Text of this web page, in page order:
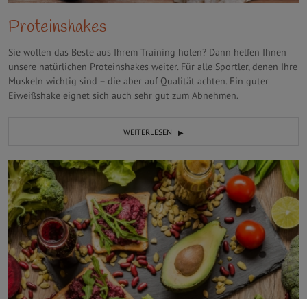
Proteinshakes
Sie wollen das Beste aus Ihrem Training holen? Dann helfen Ihnen
unsere natürlichen Proteinshakes weiter. Für alle Sportler, denen Ihre
Muskeln wichtig sind – die aber auf Qualität achten. Ein guter
Eiweißshake eignet sich auch sehr gut zum Abnehmen.
WEITERLESEN